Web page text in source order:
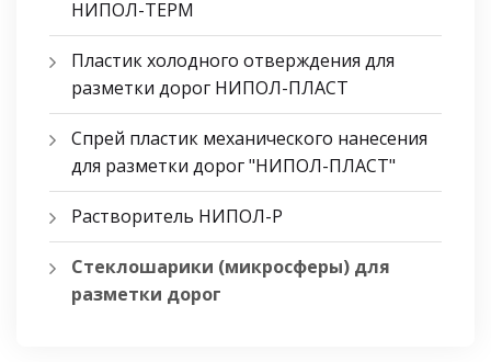
НИПОЛ-ТЕРМ
Пластик холодного отверждения для
разметки дорог НИПОЛ-ПЛАСТ
Спрей пластик механического нанесения
для разметки дорог "НИПОЛ-ПЛАСТ"
Растворитель НИПОЛ-Р
Стеклошарики (микросферы) для
разметки дорог